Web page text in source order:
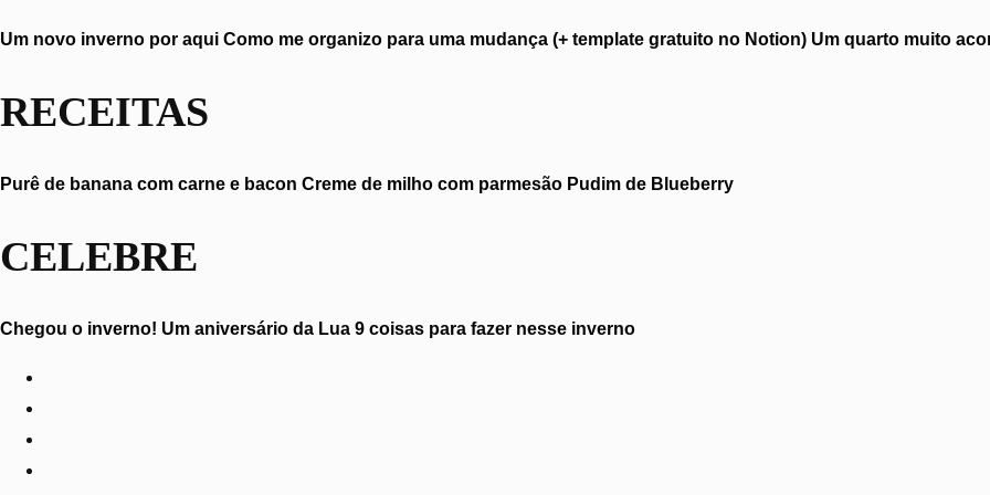
Um novo inverno por aqui Como me organizo para uma mudança (+ template gratuito no Notion) Um quarto muito
RECEITAS
Purê de banana com carne e bacon Creme de milho com parmesão Pudim de Blueberry
CELEBRE
Chegou o inverno! Um aniversário da Lua 9 coisas para fazer nesse inverno